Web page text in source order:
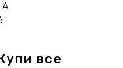
A
все